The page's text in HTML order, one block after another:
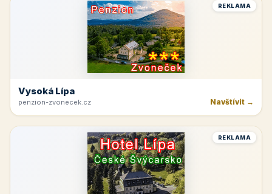
REKLAMA
Vysoká Lípa
penzion-zvonecek.cz Navštívit →
REKLAMA